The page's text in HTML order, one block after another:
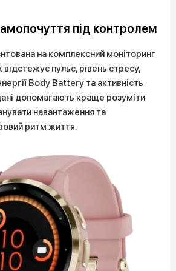
під контролем
на комплексний моніторинг
відстежує пульс, рівень стресу,
Body Battery та активність
допомагають краще розуміти
навантаження та
ритм життя.